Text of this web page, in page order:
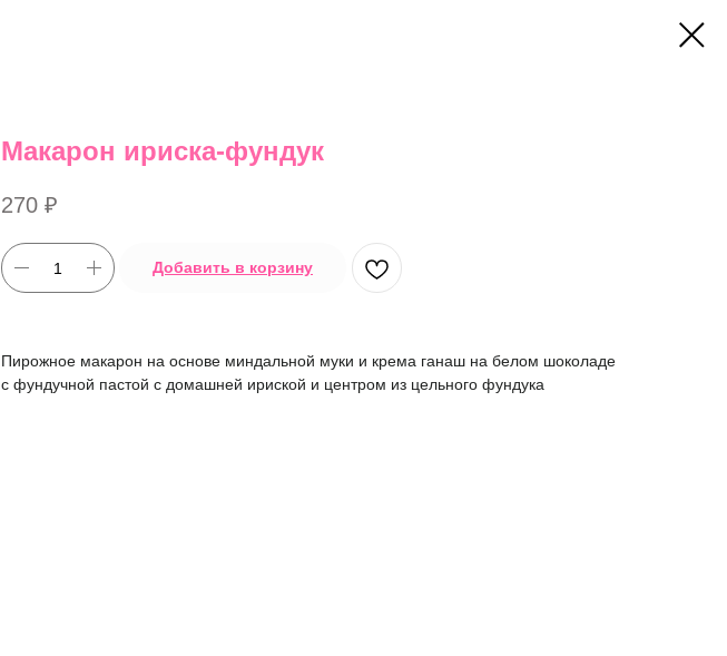
Макарон ириска-фундук
270 ₽
Добавить в корзину
Пирожное макарон на основе миндальной муки и крема ганаш на белом шоколаде
с фундучной пастой с домашней ириской и центром из цельного фундука